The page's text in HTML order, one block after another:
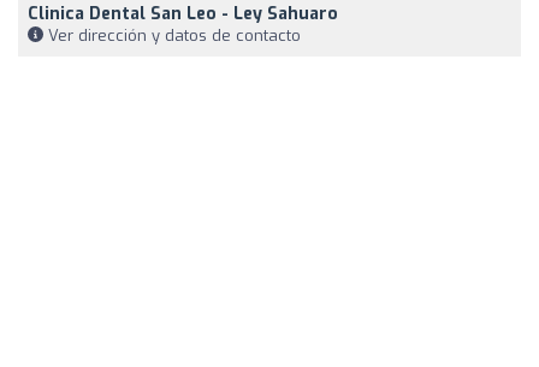
Clinica Dental San Leo - Ley Sahuaro
Ver dirección y datos de contacto